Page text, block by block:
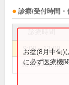
診療/受付時間・
9:00～13:00
16:00～18:30
お盆(8月中旬)
に必ず医療機